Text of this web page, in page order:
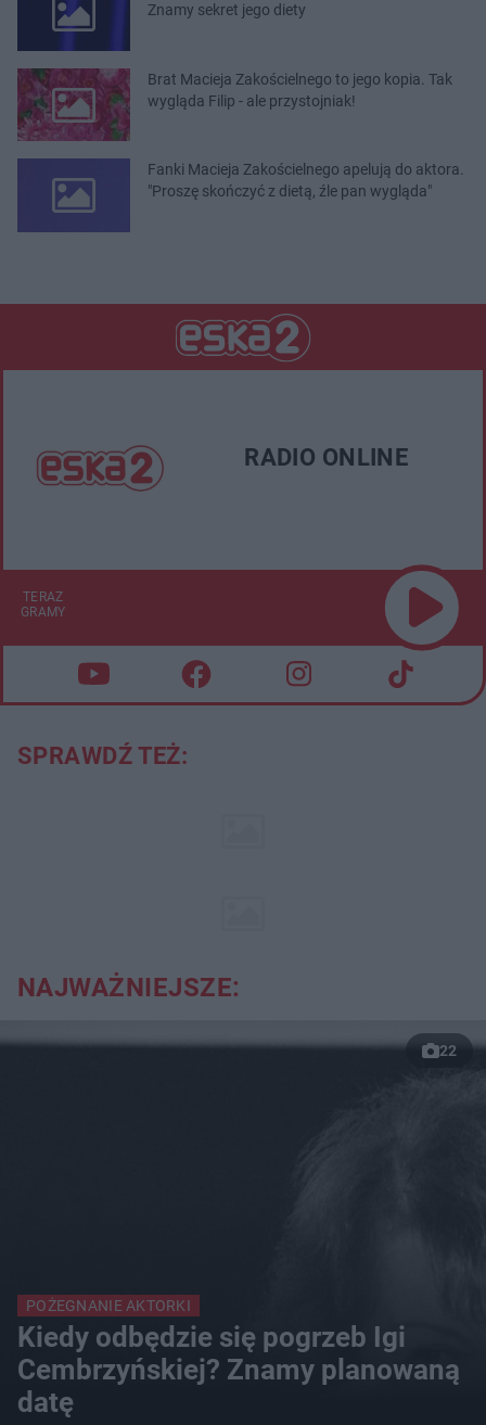
Znamy sekret jego diety
Brat Macieja Zakościelnego to jego kopia. Tak
wygląda Filip - ale przystojniak!
Fanki Macieja Zakościelnego apelują do aktora.
"Proszę skończyć z dietą, źle pan wygląda"
RADIO ONLINE
TERAZ
GRAMY
SPRAWDŹ TEŻ:
NAJWAŻNIEJSZE:
22
POŻEGNANIE AKTORKI
Kiedy odbędzie się pogrzeb Igi
Cembrzyńskiej? Znamy planowaną
datę